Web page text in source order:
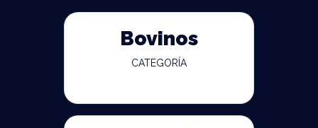
Bovinos
CATEGORÍA